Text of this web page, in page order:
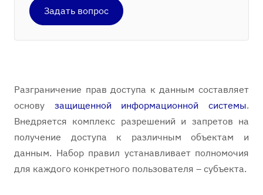
Задать вопрос
Разграничение прав доступа к данным составляет
основу защищенной информационной системы.
Внедряется комплекс разрешений и запретов на
получение доступа к различным объектам и
данным. Набор правил устанавливает полномочия
для каждого конкретного пользователя – субъекта.